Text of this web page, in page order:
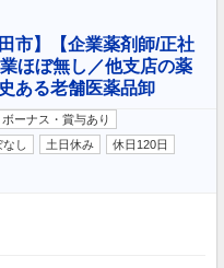
市】【企業薬剤師/正社
ほぼ無し／他支店の薬
ある老舗医薬品卸
ボーナス・賞与あり
し 土日休み
休日120日